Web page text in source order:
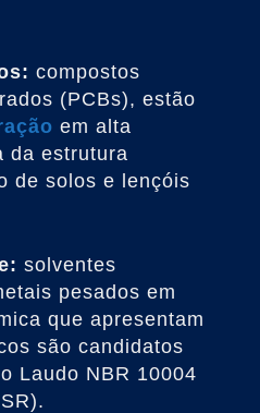
compostos
(PCBs), estão
em alta
da estrutura
de solos e lençóis
solventes
pesados em
que apresentam
são candidatos
Laudo NBR 10004